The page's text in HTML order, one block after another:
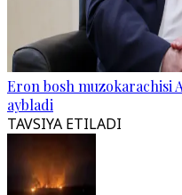
Eron bosh muzokarachisi
aybladi
TAVSIYA ETILADI